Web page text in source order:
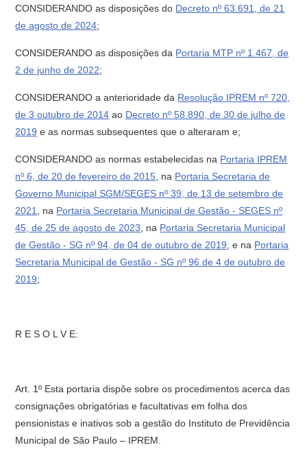
CONSIDERANDO as disposições do Decreto nº 63.691, de 21
de agosto de 2024;
CONSIDERANDO as disposições da Portaria MTP nº 1.467, de
2 de junho de 2022;
CONSIDERANDO a anterioridade da Resolução IPREM nº 720,
de 3 outubro de 2014 ao Decreto nº 58.890, de 30 de julho de
2019 e as normas subsequentes que o alteraram e;
CONSIDERANDO as normas estabelecidas na Portaria IPREM
nº 6, de 20 de fevereiro de 2015 , na Portaria Secretaria de
Governo Municipal SGM/SEGES nº 39, de 13 de setembro de
2021
, na Portaria Secretaria Municipal de Gestão - SEGES nº
45, de 25 de agosto de 2023 , na Portaria Secretaria Municipal
de Gestão - SG nº 94, de 04 de outubro de 2019 , e na Portaria
Secretaria Municipal de Gestão - SG nº 96 de 4 de outubro de
2019;
R E S O L V E:
Art. 1º Esta portaria dispõe sobre os procedimentos acerca das
consignações obrigatórias e facultativas em folha dos
pensionistas e inativos sob a gestão do Instituto de Previdência
Municipal de São Paulo – IPREM.